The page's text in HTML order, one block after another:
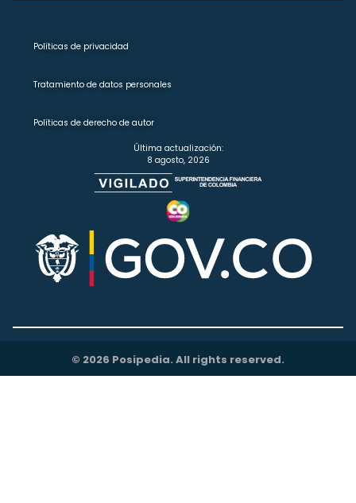
Políticas de privacidad
Tratamiento de datos personales
Políticas de derecho de autor
Última actualización:
8 agosto, 2026
© 2026 Posipedia. All rights reserved.